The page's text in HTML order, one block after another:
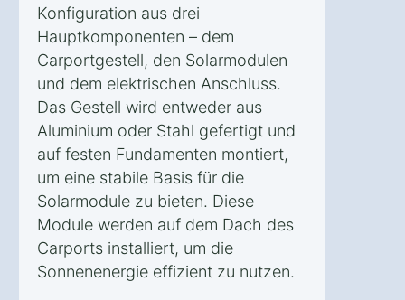
Konfiguration aus drei
Hauptkomponenten – dem
Carportgestell, den Solarmodulen
und dem elektrischen Anschluss.
Das Gestell wird entweder aus
Aluminium oder Stahl gefertigt und
auf festen Fundamenten montiert,
um eine stabile Basis für die
Solarmodule zu bieten. Diese
Module werden auf dem Dach des
Carports installiert, um die
Sonnenenergie effizient zu nutzen.